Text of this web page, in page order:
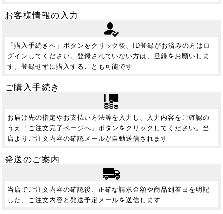
お客様情報の入力
「購入手続きへ」ボタンをクリック後、ID登録がお済みの方はロ
グインしてください。登録されていない方は、登録をお願いしま
す。登録せずに購入することも可能です
ご購入手続き
お届け先の指定やお支払い方法等を入力し、入力内容をご確認の
うえ「ご注文完了ページへ」ボタンをクリックしてください。当
店よりご注文内容の確認メールが自動送信されます
発送のご案内
当店でご注文内容の確認後、正確な請求金額や商品到着日を明記
した、ご注文内容と発送予定メールを送信します